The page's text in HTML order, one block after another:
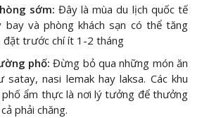
sớm: Đây là mùa du lịch quốc tế
bay và phòng khách sạn có thể tăng
đặt trước chí ít 1-2 tháng
phố: Đừng bỏ qua những món ăn
satay, nasi lemak hay laksa. Các khu
ẩm thực là nơi lý tưởng để thưởng
phải chăng.